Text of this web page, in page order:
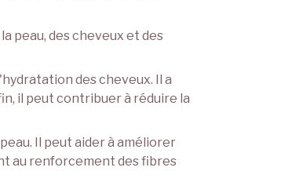
peau, des cheveux et des
des cheveux. Il a
il peut contribuer à réduire la
Il peut aider à améliorer
au renforcement des fibres